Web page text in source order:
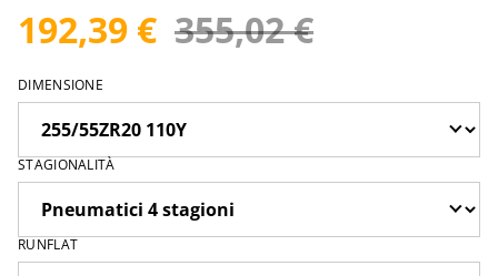
192,39 € 355,02 €
DIMENSIONE
STAGIONALITÀ
RUNFLAT